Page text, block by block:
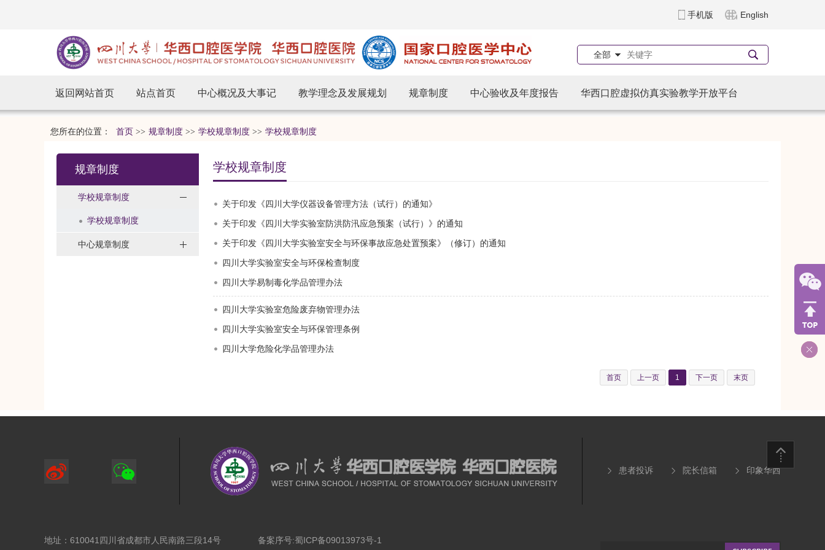
手机版 English
全部
返回网站首页 站点首页 中心概况及大事记 教学理念及发展规划 规章制度 中心验收及年度报告 华西口腔虚拟仿真实验教学开放平台
您所在的位置： 首页 >> 规章制度 >> 学校规章制度 >> 学校规章制度
规章制度
学校规章制度
学校规章制度
中心规章制度
学校规章制度
关于印发《四川大学仪器设备管理方法（试行）的通知》
关于印发《四川大学实验室防洪防汛应急预案（试行）》的通知
关于印发《四川大学实验室安全与环保事故应急处置预案》（修订）的通知
四川大学实验室安全与环保检查制度
四川大学易制毒化学品管理办法
四川大学实验室危险废弃物管理办法
四川大学实验室安全与环保管理条例
四川大学危险化学品管理办法
首页 上一页 1 下一页 末页
患者投诉 院长信箱 印象华西
地址：610041四川省成都市人民南路三段14号 备案序号:蜀ICP备09013973号-1